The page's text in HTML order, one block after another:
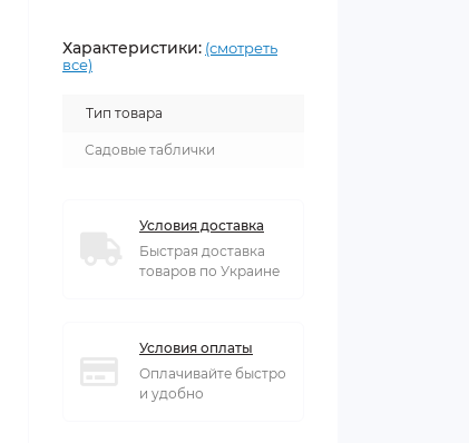
Характеристики: (смотреть
все)
Тип товара
Садовые таблички
Условия доставка
Быстрая доставка
товаров по Украине
Условия оплаты
Оплачивайте быстро
и удобно